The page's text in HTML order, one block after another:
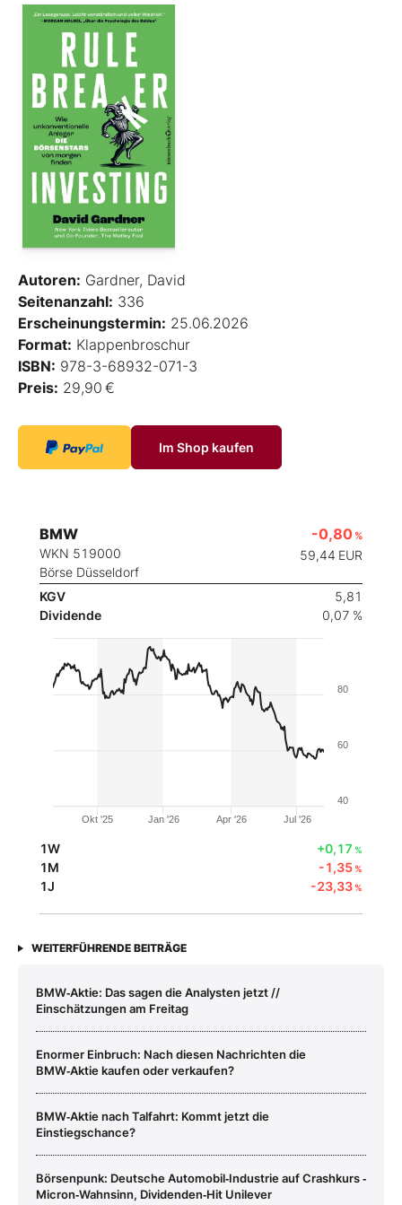
Autoren: Gardner, David
Seitenanzahl: 336
Erscheinungstermin: 25.06.2026
Format: Klappenbroschur
ISBN: 978-3-68932-071-3
Preis: 29,90 €
Im Shop kaufen
BMW
WKN 519000
Börse Düsseldorf
-0,80 %
59,44 EUR
KGV
5,81
Dividende
0,07 %
Okt '25 Jan '26 Apr '26 Jul '26
40
60
80
1W +0,17 %
1M -1,35%
1J -23,33%
WEITERFÜHRENDE BEITRÄGE
BMW‑Aktie: Das sagen die Analysten jetzt //
Einschätzungen am Freitag
Enormer Einbruch: Nach diesen Nachrichten die
BMW‑Aktie kaufen oder verkaufen?
BMW‑Aktie nach Talfahrt: Kommt jetzt die
Einstiegschance?
Börsenpunk: Deutsche Automobil‑Industrie auf Crashkurs ‑
Micron‑Wahnsinn, Dividenden‑Hit Unilever